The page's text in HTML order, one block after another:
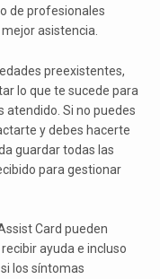
de profesionales
asistencia.
preexistentes,
lo que te sucede para
atendido. Si no puedes
y debes hacerte
guardar todas las
para gestionar
Card pueden
ayuda e incluso
los síntomas